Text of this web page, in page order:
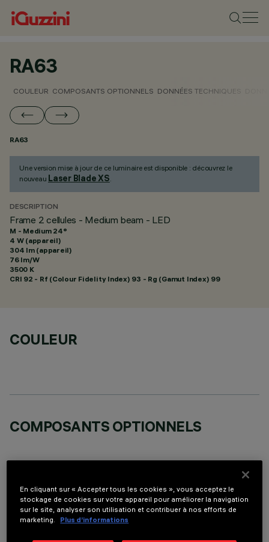
RA63
COULEUR COMPOSANTS OPTIONNELS DONNÉES TECHNIQUES
RA63
Une version mise à jour de ce luminaire est disponible : découvrez le
nouveau Laser Blade XS.
DESCRIPTION
Frame 2 cellules - Medium beam - LED
M - Medium 24°
4 W (appareil)
304 lm (appareil)
76 lm/W
3500 K
CRI 92 - Rf (Colour Fidelity Index) 93 - Rg (Gamut Index) 99
COULEUR
COMPOSANTS OPTIONNELS
DONNÉES TECHNIQUES
En cliquant sur « Accepter tous les cookies », vous acceptez le
stockage de cookies sur votre appareil pour améliorer la navigation
sur le site, analyser son utilisation et contribuer à nos efforts de
marketing.
Plus d’informations